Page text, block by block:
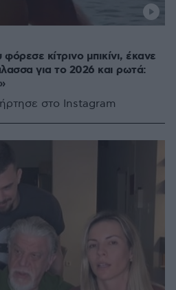
κίτρινο μπικίνι, έκανε
για το 2026 και ρωτά:
στο Instagram